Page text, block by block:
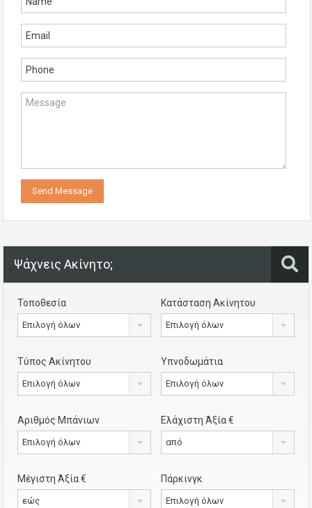
Ψάχνεις Ακίνητο;
Τοποθεσία
Επιλογή όλων
Κατάσταση Ακίνητου
Επιλογή όλων
Τύπος Ακίνητου
Επιλογή όλων
Υπνοδωμάτια
Επιλογή όλων
Αριθμός Μπάνιων
Επιλογή όλων
Ελάχιστη Άξία €
από
Μέγιστη Άξία €
εώς
Πάρκινγκ
Επιλογή όλων